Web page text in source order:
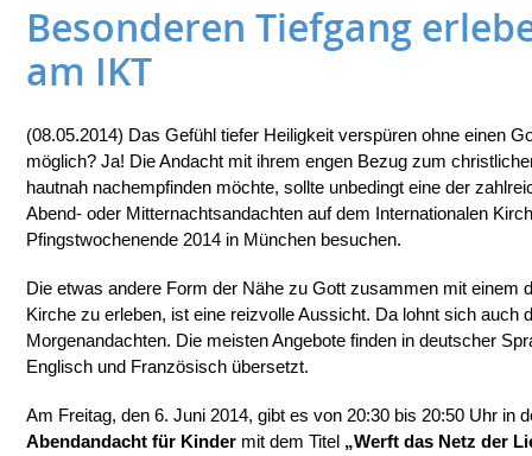
Besonderen Tiefgang
am IKT
(08.05.2014) Das Gefühl tiefer Heiligkeit verspüren ohne einen
möglich? Ja! Die Andacht mit ihrem engen Bezug zum
hautnah nachempfinden möchte, sollte unbedingt eine der
Abend- oder Mitternachtsandachten auf dem Internationalen
Pfingstwochenende 2014 in München besuchen.
Die etwas andere Form der Nähe zu Gott zusammen mit einem
Kirche zu erleben, ist eine reizvolle Aussicht. Da lohnt sich auch
Morgenandachten. Die meisten Angebote finden in deutscher
Englisch und Französisch übersetzt.
Am Freitag, den 6. Juni 2014, gibt es von 20:30 bis 20:50 Uhr in
Abendandacht für Kinder mit dem Titel „Werft das Netz der